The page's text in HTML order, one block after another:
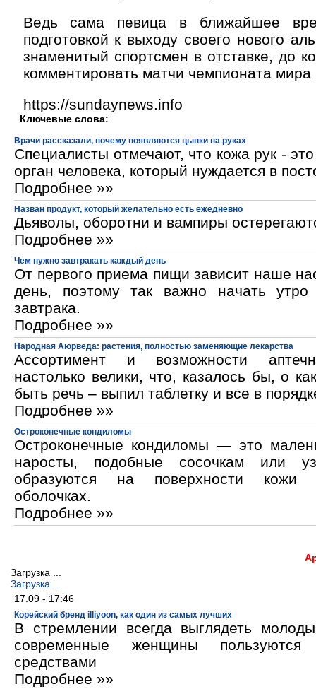
Ведь сама певица в ближайшее
подготовкой к выходу своего нового
знаменитый спортсмен в отставке, до
комментировать матчи чемпионата мира
https://sundaynews.info
Ключевые слова:
Врачи рассказали, почему появляются цыпки на руках
Специалисты отмечают, что кожа рук -
орган человека, который нуждается в
Подробнее »»
Назван продукт, который желательно есть ежедневно
Дьяволы, оборотни и вампиры
Подробнее »»
Чем нужно завтракать каждый день
От первого приема пищи зависит наше
день, поэтому так важно начать утро
завтрака.
Подробнее »»
Народная Аюрведа: растения, полностью заменяющие лекарства
Ассортимент и возможности
настолько велики, что, казалось бы, о
быть речь – выпил таблетку и все в
Подробнее »»
Остроконечные кондиломы
Остроконечные кондиломы — это
наросты, подобные сосочкам или
образуются на поверхности кожи
оболочках.
Подробнее »»
Загрузка ...
Загрузка...
17.09 - 17:46
Корейский бренд illiyoon, как один из самых лучших
В стремлении всегда выглядеть
современные женщины пользуются
средствами
Подробнее »»